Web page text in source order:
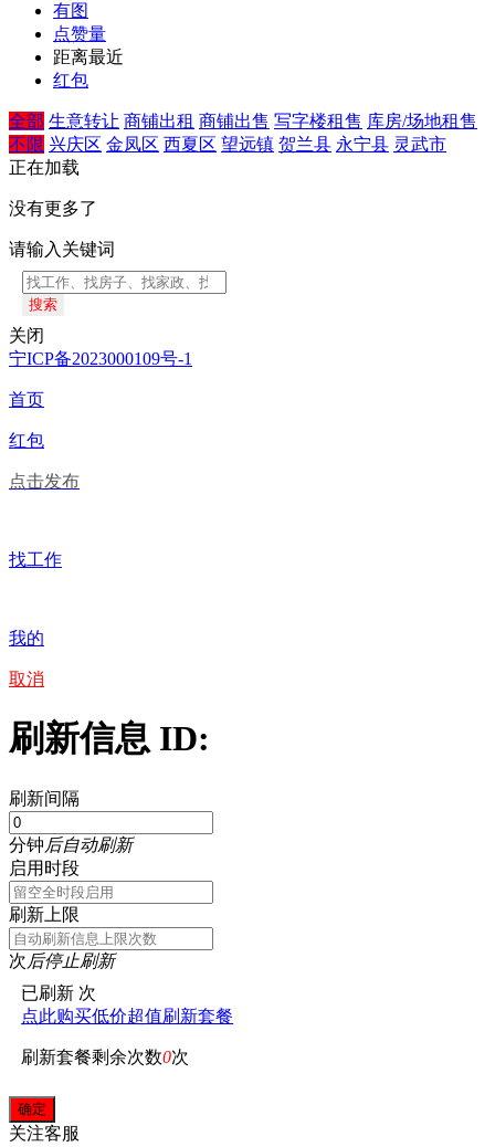
有图
点赞量
距离最近
红包
全部 生意转让 商铺出租 商铺出售 写字楼租售 库房/场地租售
不限 兴庆区 金凤区 西夏区 望远镇 贺兰县 永宁县 灵武市
正在加载
没有更多了
请输入关键词
搜索
关闭
宁ICP备2023000109号-1
首页
红包
点击发布
找工作
我的
取消
刷新信息 ID:
刷新间隔
分钟后自动刷新
启用时段
刷新上限
次后停止刷新
已刷新 次
点此购买低价超值刷新套餐
刷新套餐剩余次数0次
关注客服